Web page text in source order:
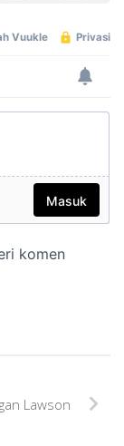
Lawson